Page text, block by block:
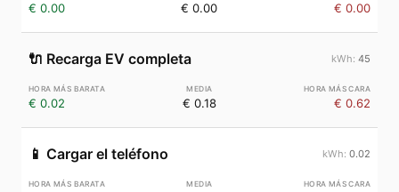
€ 0.00 € 0.00 € 0.00
🔌 Recarga EV completa 45
€ 0.02 € 0.18 € 0.62
📱 Cargar el teléfono 0.02